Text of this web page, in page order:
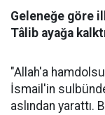
Geleneğe göre
Tâlib ayağa
"Allah'a
İsmail'in
aslından yarattı.